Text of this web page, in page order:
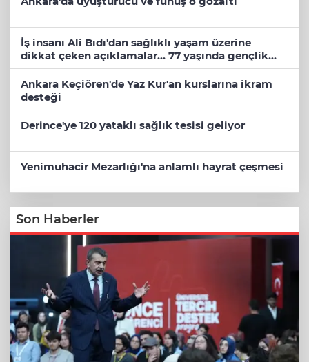
İş insanı Ali Bıdı'dan sağlıklı yaşam üzerine
dikkat çeken açıklamalar... 77 yaşında gençlik
mucizesi
Ankara Keçiören'de Yaz Kur'an kurslarına ikram
desteği
Derince'ye 120 yataklı sağlık tesisi geliyor
Yenimuhacir Mezarlığı'na anlamlı hayrat çeşmesi
Son Haberler